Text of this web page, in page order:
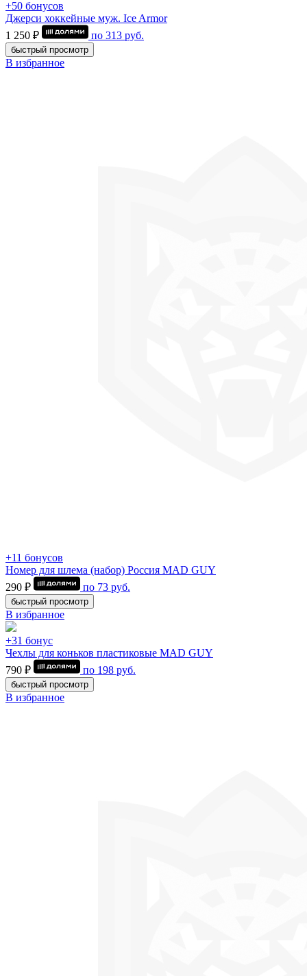
+50 бонусов
Джерси хоккейные муж. Ice Armor
1 250 ₽
по 313 руб.
быстрый просмотр
В избранное
+11 бонусов
Номер для шлема (набор) Россия MAD GUY
290 ₽
по 73 руб.
быстрый просмотр
В избранное
+31 бонус
Чехлы для коньков пластиковые MAD GUY
790 ₽
по 198 руб.
быстрый просмотр
В избранное